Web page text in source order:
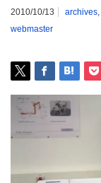
2010/10/13 archives,
webmaster